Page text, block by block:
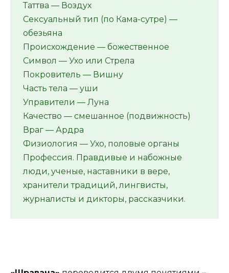
Таттва — Воздух
Сексуальный тип (по Кама-сутре) —
обезьяна
Происхождение — божественное
Символ — Ухо или Стрела
Покровитель — Вишну
Часть тела — уши
Управители — Луна
Качество — смешанное (подвижность)
Враг — Ардра
Физиология — Ухо, половые органы
Профессия. Правдивые и набожные
люди, ученые, наставники в вере,
хранители традиций, лингвисты,
журналисты и дикторы, рассказчики.